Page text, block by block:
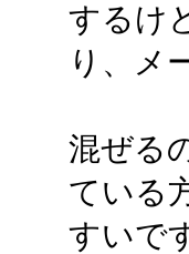
するけ
り、メ
混ぜる
ている
すいで